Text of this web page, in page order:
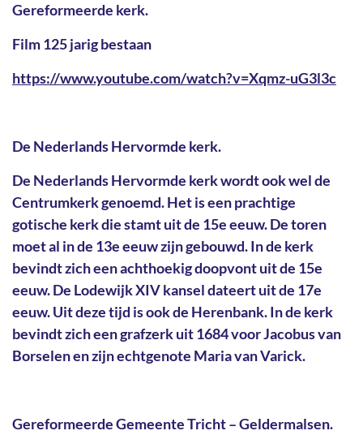
Gereformeerde kerk.
Film 125 jarig bestaan
https://www.youtube.com/watch?v=Xqmz-uG3l3c
De Nederlands Hervormde kerk.
De Nederlands Hervormde kerk wordt ook wel de
Centrumkerk genoemd. Het is een prachtige
gotische kerk die stamt uit de 15e eeuw. De toren
moet al in de 13e eeuw zijn gebouwd. In de kerk
bevindt zich een achthoekig doopvont uit de 15e
eeuw. De Lodewijk XIV kansel dateert uit de 17e
eeuw. Uit deze tijd is ook de Herenbank. In de kerk
bevindt zich een grafzerk uit 1684 voor Jacobus van
Borselen en zijn echtgenote Maria van Varick.
Gereformeerde Gemeente Tricht – Geldermalsen.